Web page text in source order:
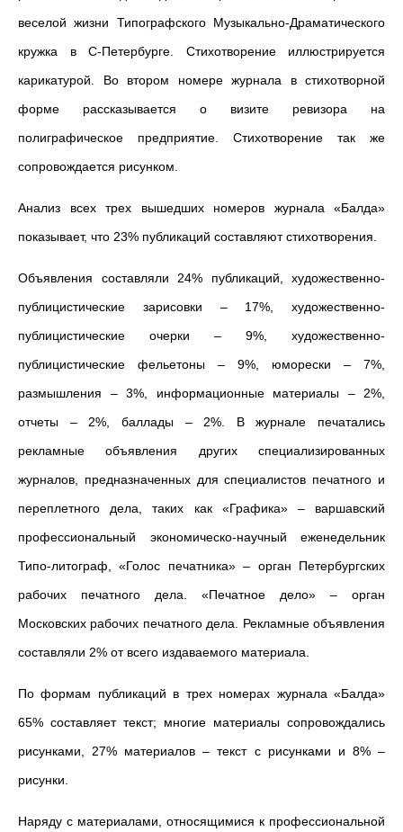
веселой жизни Типографского Музыкально-Драматического
кружка в С-Петербурге. Стихотворение иллюстрируется
карикатурой. Во втором номере журнала в стихотворной
форме рассказывается о визите ревизора на
полиграфическое предприятие. Стихотворение так же
сопровождается рисунком.
Анализ всех трех вышедших номеров журнала «Балда»
показывает, что 23% публикаций составляют стихотворения.
Объявления составляли 24% публикаций, художественно-
публицистические зарисовки – 17%, художественно-
публицистические очерки – 9%, художественно-
публицистические фельетоны – 9%, юморески – 7%,
размышления – 3%, информационные материалы – 2%,
отчеты – 2%, баллады – 2%. В журнале печатались
рекламные объявления других специализированных
журналов, предназначенных для специалистов печатного и
переплетного дела, таких как «Графика» – варшавский
профессиональный экономическо-научный еженедельник
Типо-литограф, «Голос печатника» – орган Петербургских
рабочих печатного дела. «Печатное дело» – орган
Московских рабочих печатного дела. Рекламные объявления
составляли 2% от всего издаваемого материала.
По формам публикаций в трех номерах журнала «Балда»
65% составляет текст; многие материалы сопровождались
рисунками, 27% материалов – текст с рисунками и 8% –
рисунки.
Наряду с материалами, относящимися к профессиональной